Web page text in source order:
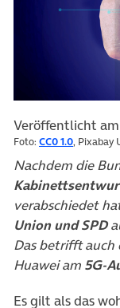
Veröffentlicht
Foto: CC0 1.0, Pixabay
Nachdem die
verabschiedet
Union und SPD
Das betrifft
Huawei am 5G-
Es gilt als das